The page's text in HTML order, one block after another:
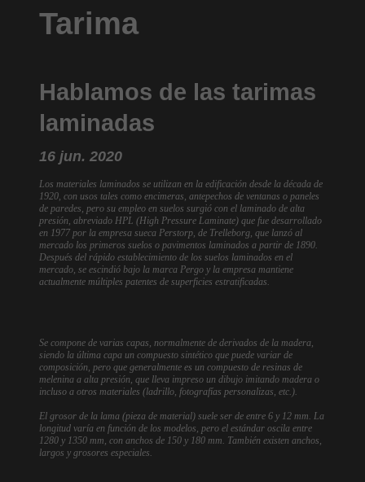
Tarima
Hablamos de las tarimas
laminadas
16 jun. 2020
Los materiales laminados se utilizan en la edificación desde la década de
1920, con usos tales como encimeras, antepechos de ventanas o paneles
de paredes, pero su empleo en suelos surgió con el laminado de alta
presión, abreviado HPL (High Pressure Laminate) que fue desarrollado
en 1977 por la empresa sueca Perstorp, de Trelleborg, que lanzó al
mercado los primeros suelos o pavimentos laminados a partir de 1890.
Después del rápido establecimiento de los suelos laminados en el
mercado, se escindió bajo la marca Pergo y la empresa mantiene
actualmente múltiples patentes de superficies estratificadas.
Se compone de varias capas, normalmente de derivados de la madera,
siendo la última capa un compuesto sintético que puede variar de
composición, pero que generalmente es un compuesto de resinas de
melenina a alta presión, que lleva impreso un dibujo imitando madera o
incluso a otros materiales (ladrillo, fotografías personalizas, etc.).
El grosor de la lama (pieza de material) suele ser de entre 6 y 12 mm. La
longitud varía en función de los modelos, pero el estándar oscila entre
1280 y 1350 mm, con anchos de 150 y 180 mm. También existen anchos,
largos y grosores especiales.